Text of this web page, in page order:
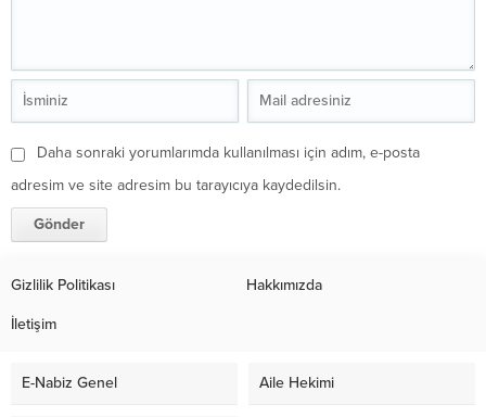
Daha sonraki yorumlarımda kullanılması için adım, e-posta
adresim ve site adresim bu tarayıcıya kaydedilsin.
Gizlilik Politikası Hakkımızda
İletişim
E-Nabiz Genel Aile Hekimi